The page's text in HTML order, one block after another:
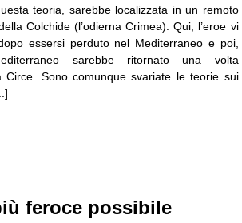
teoria, sarebbe localizzata in un remoto
Colchide (l’odierna Crimea). Qui, l’eroe vi
essersi perduto nel Mediterraneo e poi,
sarebbe ritornato una volta
Circe. Sono comunque svariate le teorie sui
feroce possibile